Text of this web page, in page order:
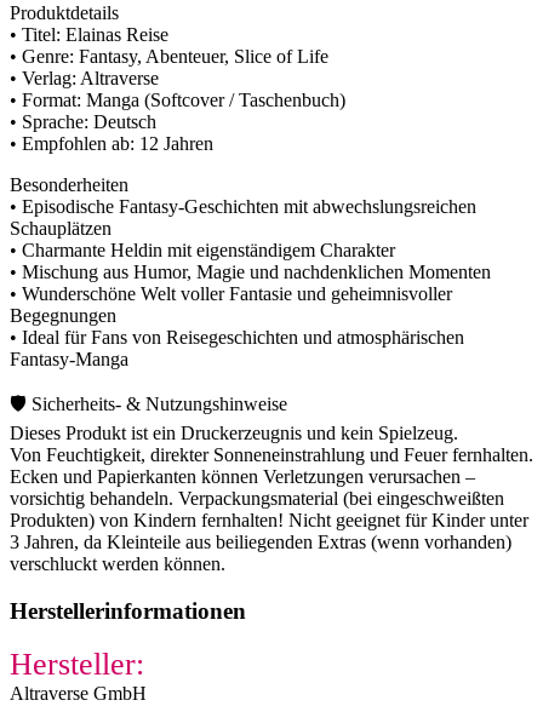
Produktdetails
• Titel: Elainas Reise
• Genre: Fantasy, Abenteuer, Slice of Life
• Verlag: Altraverse
• Format: Manga (Softcover / Taschenbuch)
• Sprache: Deutsch
• Empfohlen ab: 12 Jahren
Besonderheiten
• Episodische Fantasy-Geschichten mit abwechslungsreichen
Schauplätzen
• Charmante Heldin mit eigenständigem Charakter
• Mischung aus Humor, Magie und nachdenklichen Momenten
• Wunderschöne Welt voller Fantasie und geheimnisvoller
Begegnungen
• Ideal für Fans von Reisegeschichten und atmosphärischen
Fantasy-Manga
🛡️ Sicherheits- & Nutzungshinweise
Dieses Produkt ist ein Druckerzeugnis und kein Spielzeug.
Von Feuchtigkeit, direkter Sonneneinstrahlung und Feuer fernhalten.
Ecken und Papierkanten können Verletzungen verursachen –
vorsichtig behandeln. Verpackungsmaterial (bei eingeschweißten
Produkten) von Kindern fernhalten! Nicht geeignet für Kinder unter
3 Jahren, da Kleinteile aus beiliegenden Extras (wenn vorhanden)
verschluckt werden können.
Herstellerinformationen
Hersteller:
Altraverse GmbH